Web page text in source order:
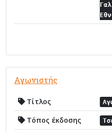
Αγωνιστής
Τίτλος
Τόπος έκδοσης